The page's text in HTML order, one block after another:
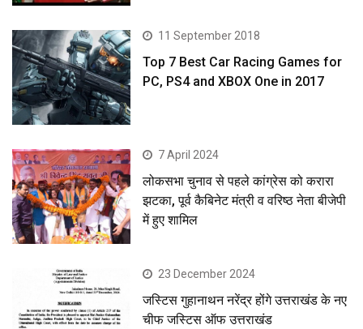
11 September 2018
Top 7 Best Car Racing Games for
PC, PS4 and XBOX One in 2017
7 April 2024
लोकसभा चुनाव से पहले कांग्रेस को करारा
झटका, पूर्व कैबिनेट मंत्री व वरिष्ठ नेता बीजेपी
में हुए शामिल
23 December 2024
जस्टिस गुहानाथन नरेंद्र होंगे उत्तराखंड के नए
चीफ जस्टिस ऑफ उत्तराखंड